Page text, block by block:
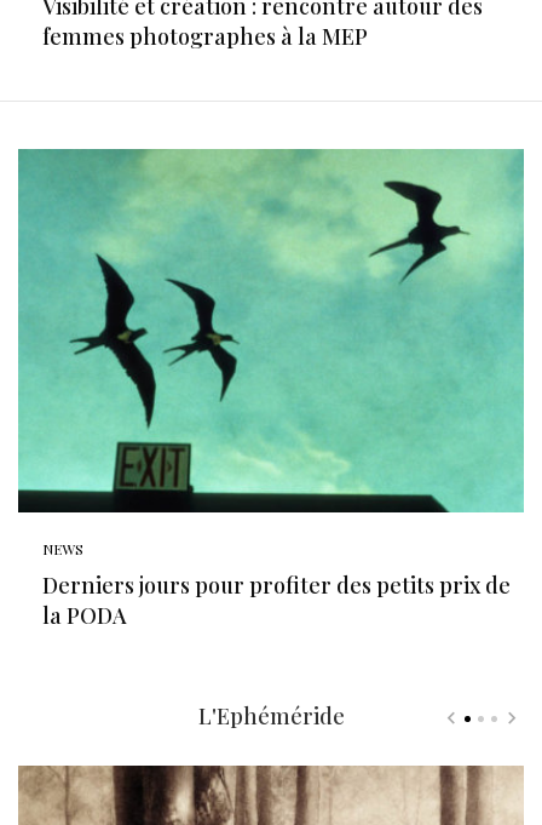
femmes photographes à la MEP
NEWS
Derniers jours pour profiter des petits prix de
la PODA
L'Ephéméride